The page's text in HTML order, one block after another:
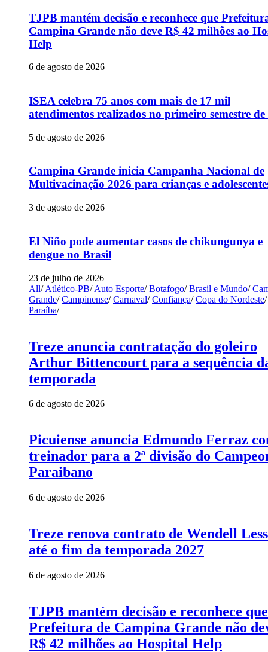
TJPB mantém decisão e reconhece que
Campina Grande não deve R$ 42 milhões ao
Help
6 de agosto de 2026
ISEA celebra 75 anos com mais de 17 mil
atendimentos realizados no primeiro semestre de
5 de agosto de 2026
Campina Grande inicia Campanha Nacional de
Multivacinação 2026 para crianças e
3 de agosto de 2026
El Niño pode aumentar casos de chikungunya e
dengue no Brasil
23 de julho de 2026
All/ Atlético-PB/ Auto Esporte/ Botafogo/ Brasil e Mundo/
Grande/ Campinense/ Carnaval/ Confiança/ Copa do Nordeste/
Paraíba/
Treze anuncia contratação do goleiro
Arthur Bittencourt para a sequência
temporada
6 de agosto de 2026
Picuiense anuncia Edmundo Ferraz
treinador para a 2ª divisão do
Paraibano
6 de agosto de 2026
Treze renova contrato de Wendell
até o fim da temporada 2027
6 de agosto de 2026
TJPB mantém decisão e reconhece que
Prefeitura de Campina Grande não
R$ 42 milhões ao Hospital Help